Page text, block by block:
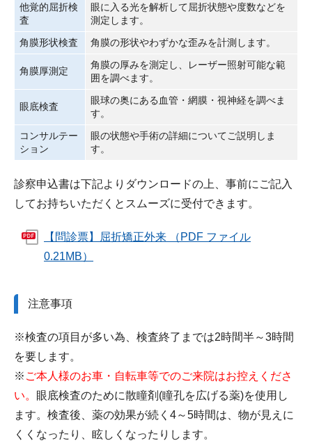
他覚的屈折検
査
眼に入る光を解析して屈折状態や度数などを
測定します。
角膜形状検査
角膜の形状やわずかな歪みを計測します。
角膜厚測定
角膜の厚みを測定し、レーザー照射可能な範
囲を調べます。
眼底検査
眼球の奥にある血管・網膜・視神経を調べま
す。
コンサルテー
ション
眼の状態や手術の詳細についてご説明しま
す。
診察申込書は下記よりダウンロードの上、事前にご記入
してお持ちいただくとスムーズに受付できます。
【問診票】屈折矯正外来 （PDF ファイル
0.21MB）
注意事項
※検査の項目が多い為、検査終了までは2時間半～3時間
を要します。
※ ご本人様のお車・自転車等でのご来院はお控えくださ
い。
眼底検査のために散瞳剤(瞳孔を広げる薬)を使用し
ます。検査後、薬の効果が続く4～5時間は、物が見えに
くくなったり、眩しくなったりします。